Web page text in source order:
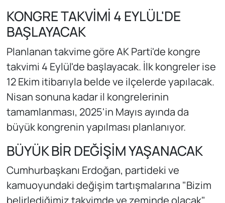
KONGRE TAKVİMİ 4 EYLÜL'DE
BAŞLAYACAK
Planlanan takvime göre AK Parti'de kongre
takvimi 4 Eylül'de başlayacak. İlk kongreler ise
12 Ekim itibarıyla belde ve ilçelerde yapılacak.
Nisan sonuna kadar il kongrelerinin
tamamlanması, 2025'in Mayıs ayında da
büyük kongrenin yapılması planlanıyor.
BÜYÜK BİR DEĞİŞİM YAŞANACAK
Cumhurbaşkanı Erdoğan, partideki ve
kamuoyundaki değişim tartışmalarına "Bizim